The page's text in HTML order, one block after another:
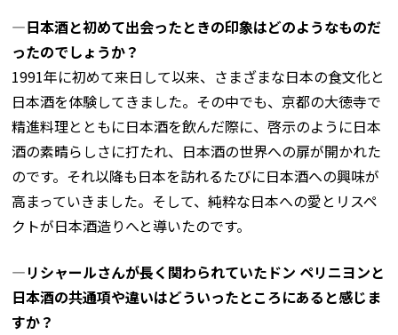
―日本酒と初めて出会ったときの印象はどのようなものだ
ったのでしょうか？
1991年に初めて来日して以来、さまざまな日本の食文化と
日本酒を体験してきました。その中でも、京都の大徳寺で
精進料理とともに日本酒を飲んだ際に、啓示のように日本
酒の素晴らしさに打たれ、日本酒の世界への扉が開かれた
のです。それ以降も日本を訪れるたびに日本酒への興味が
高まっていきました。そして、純粋な日本への愛とリスペ
クトが日本酒造りへと導いたのです。
―リシャールさんが長く関わられていたドン ペリニヨンと
日本酒の共通項や違いはどういったところにあると感じま
すか？